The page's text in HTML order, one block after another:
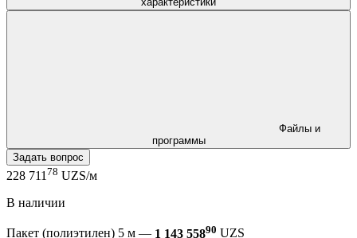
программы
Задать вопрос
228 711 78 UZS/м
В наличии
Пакет (полиэтилен) 5 м — 1 143 55890 UZS